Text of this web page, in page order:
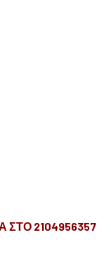
2104956357